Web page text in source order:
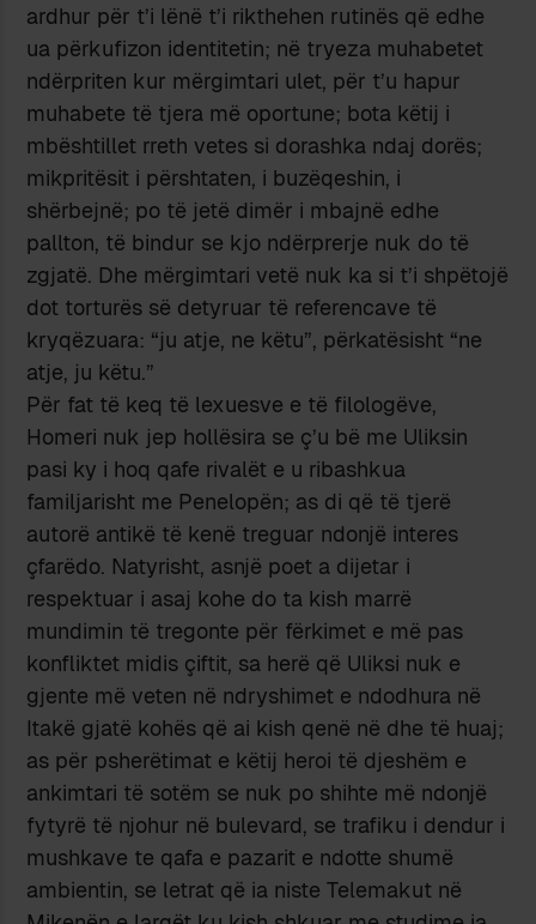
ardhur për t’i lënë t’i rikthehen rutinës që edhe
ua përkufizon identitetin; në tryeza muhabetet
ndërpriten kur mërgimtari ulet, për t’u hapur
muhabete të tjera më oportune; bota këtij i
mbështillet rreth vetes si dorashka ndaj dorës;
mikpritësit i përshtaten, i buzëqeshin, i
shërbejnë; po të jetë dimër i mbajnë edhe
pallton, të bindur se kjo ndërprerje nuk do të
zgjatë. Dhe mërgimtari vetë nuk ka si t’i shpëtojë
dot torturës së detyruar të referencave të
kryqëzuara: “ju atje, ne këtu”, përkatësisht “ne
atje, ju këtu.”
Për fat të keq të lexuesve e të filologëve,
Homeri nuk jep hollësira se ç’u bë me Uliksin
pasi ky i hoq qafe rivalët e u ribashkua
familjarisht me Penelopën; as di që të tjerë
autorë antikë të kenë treguar ndonjë interes
çfarëdo. Natyrisht, asnjë poet a dijetar i
respektuar i asaj kohe do ta kish marrë
mundimin të tregonte për fërkimet e më pas
konfliktet midis çiftit, sa herë që Uliksi nuk e
gjente më veten në ndryshimet e ndodhura në
Itakë gjatë kohës që ai kish qenë në dhe të huaj;
as për psherëtimat e këtij heroi të djeshëm e
ankimtari të sotëm se nuk po shihte më ndonjë
fytyrë të njohur në bulevard, se trafiku i dendur i
mushkave te qafa e pazarit e ndotte shumë
ambientin, se letrat që ia niste Telemakut në